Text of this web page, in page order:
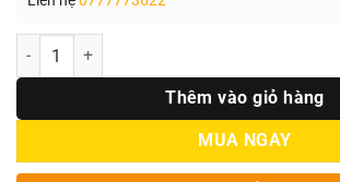
Số lượng
Thêm vào giỏ hàng
MUA NGAY